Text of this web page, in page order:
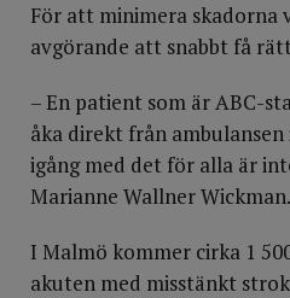
För att minimera skadorna
avgörande att snabbt få
– En patient som är ABC-
åka direkt från
igång med det för alla är
Marianne Wallner Wickman.
I Malmö kommer cirka 1
akuten med misstänkt